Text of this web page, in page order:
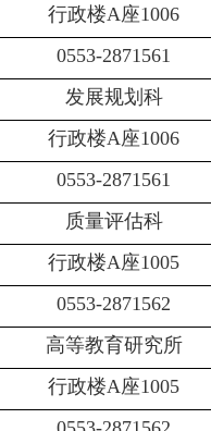
行政楼A座1006
0553-2871561
发展规划科
行政楼A座1006
0553-2871561
质量评估科
行政楼A座1005
0553-2871562
高等教育研究所
行政楼A座1005